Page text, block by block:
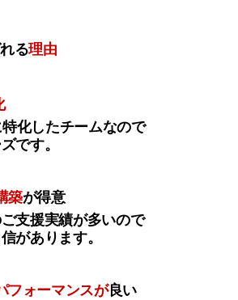
る理由
化したチームなので
です。
築が得意
支援実績が多いので
があります。
フォーマンスが良い